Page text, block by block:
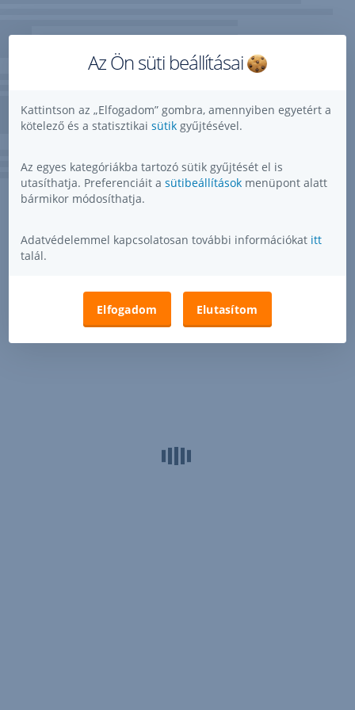
Az Ön süti beállításai
Kattintson az „Elfogadom” gombra, amennyiben egyetért a
kötelező és a statisztikai sütik gyűjtésével.
Az egyes kategóriákba tartozó sütik gyűjtését el is
utasíthatja. Preferenciáit a sütibeállítások menüpont alatt
bármikor módosíthatja.
Adatvédelemmel kapcsolatosan további információkat itt
talál.
Elfogadom Elutasítom